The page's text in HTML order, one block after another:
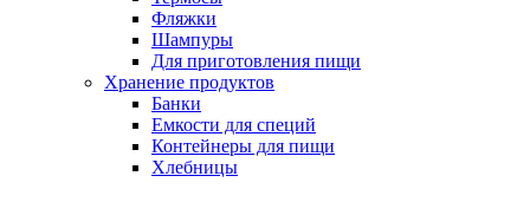
Фляжки
Шампуры
Для приготовления пищи
Хранение продуктов
Банки
Емкости для специй
Контейнеры для пищи
Хлебницы